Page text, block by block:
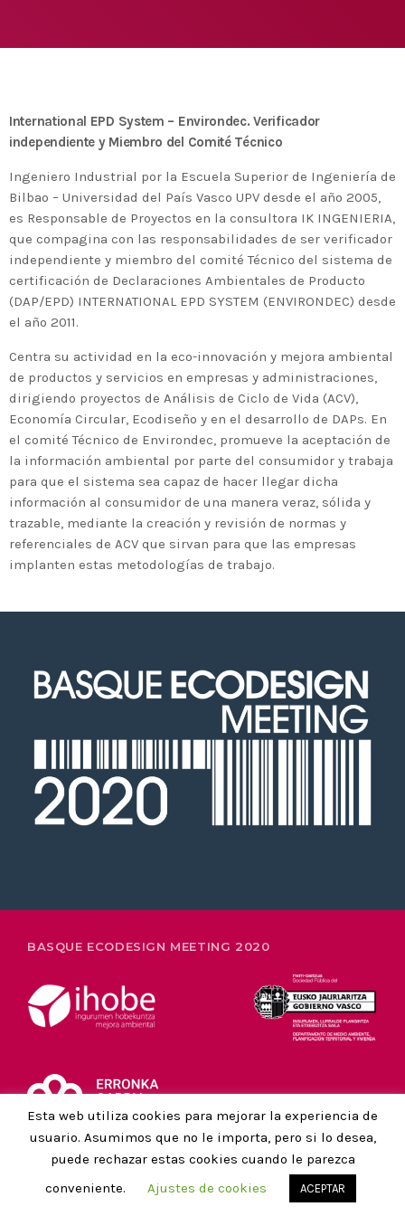
#BEMBASQUECOUNTRY2020 ADMIN
El Basque Ecodesign Meeting
2020 celebrará en Bilbao los 20
años de liderazgo en innovación
medioambiental de las empresas
vascas
International EPD System – Environdec. Verificador
independiente y Miembro del Comité Técnico
Ingeniero Industrial por la Escuela Superior de Ingeniería de
Bilbao – Universidad del País Vasco UPV desde el año 2005,
es Responsable de Proyectos en la consultora IK INGENIERIA,
que compagina con las responsabilidades de ser verificador
independiente y miembro del comité Técnico del sistema de
certificación de Declaraciones Ambientales de Producto
(DAP/EPD) INTERNATIONAL EPD SYSTEM (ENVIRONDEC) desde
el año 2011.
Centra su actividad en la eco-innovación y mejora ambiental
de productos y servicios en empresas y administraciones,
dirigiendo proyectos de Análisis de Ciclo de Vida (ACV),
Economía Circular, Ecodiseño y en el desarrollo de DAPs. En
el comité Técnico de Environdec, promueve la aceptación de
la información ambiental por parte del consumidor y trabaja
para que el sistema sea capaz de hacer llegar dicha
información al consumidor de una manera veraz, sólida y
trazable, mediante la creación y revisión de normas y
referenciales de ACV que sirvan para que las empresas
implanten estas metodologías de trabajo.
BASQUE ECODESIGN MEETING 2020
AVISO LEGAL Y POLÍTICA DE PRIVACIDAD
Esta web utiliza cookies para mejorar la experiencia de
usuario. Asumimos que no le importa, pero si lo desea,
puede rechazar estas cookies cuando le parezca
conveniente.
Ajustes de cookies ACEPTAR